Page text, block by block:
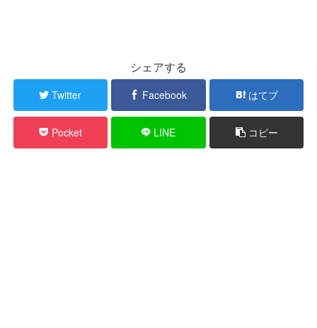
シェアする
Twitter Facebook はてブ
Pocket LINE コピー